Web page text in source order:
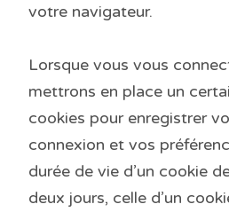
votre navigateur.
Lorsque vous vous
mettrons en place un
cookies pour enregistrer
connexion et vos
durée de vie d’un cookie
deux jours, celle d’un